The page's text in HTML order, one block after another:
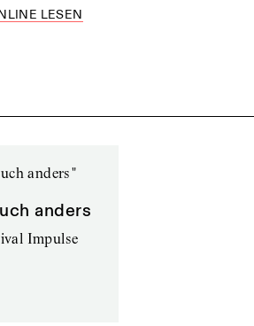
LESEN
anders
Impulse